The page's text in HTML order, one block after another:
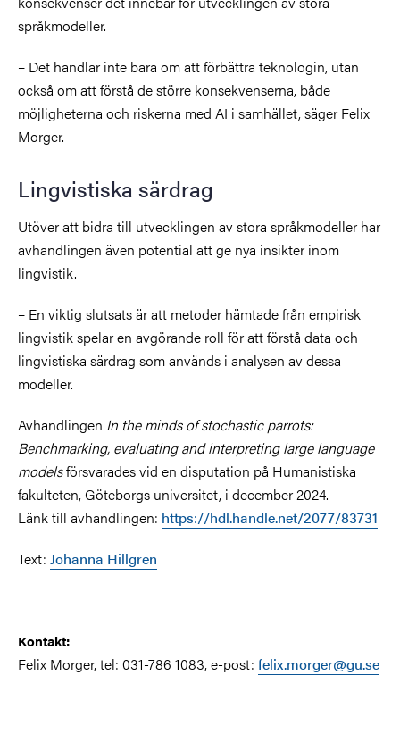
språkmodeller.
– Det handlar inte bara om att förbättra teknologin, utan
också om att förstå de större konsekvenserna, både
möjligheterna och riskerna med AI i samhället, säger Felix
Morger.
Lingvistiska särdrag
Utöver att bidra till utvecklingen av stora språkmodeller har
avhandlingen även potential att ge nya insikter inom
lingvistik.
– En viktig slutsats är att metoder hämtade från empirisk
lingvistik spelar en avgörande roll för att förstå data och
lingvistiska särdrag som används i analysen av dessa
modeller.
Avhandlingen In the minds of stochastic parrots:
Benchmarking, evaluating and interpreting large language
modelsförsvarades vid en disputation på Humanistiska
fakulteten, Göteborgs universitet, i december 2024.
Länk till avhandlingen: https://hdl.handle.net/2077/83731
Text: Johanna Hillgren
Kontakt:
Felix Morger, tel: 031-786 1083, e-post: felix.morger@gu.se